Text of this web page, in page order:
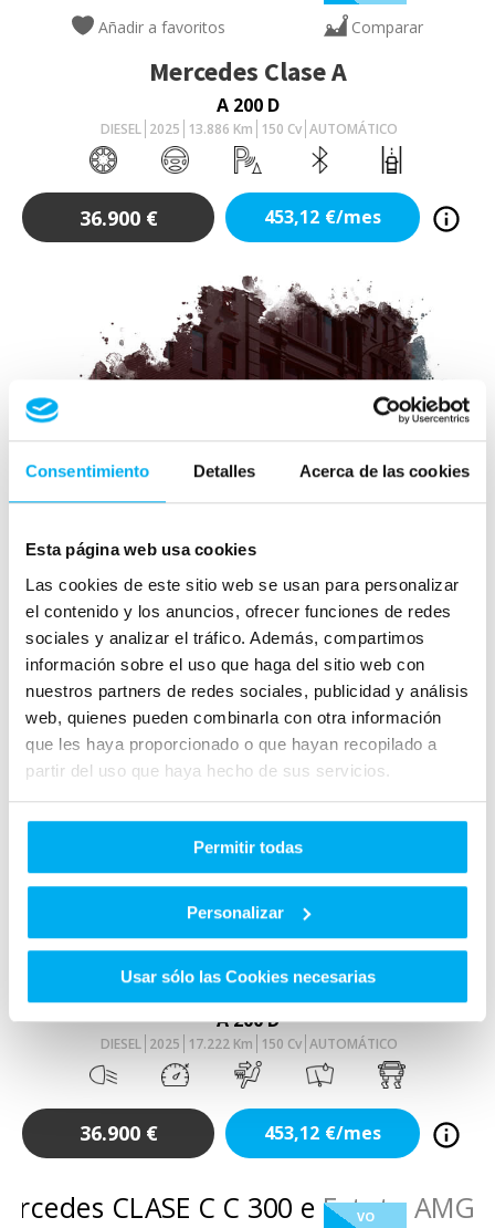
Consentimiento Detalles Acerca de las cookies
Esta página web usa cookies
Las cookies de este sitio web se usan para personalizar
el contenido y los anuncios, ofrecer funciones de redes
sociales y analizar el tráfico. Además, compartimos
información sobre el uso que haga del sitio web con
nuestros partners de redes sociales, publicidad y análisis
web, quienes pueden combinarla con otra información
que les haya proporcionado o que hayan recopilado a
partir del uso que haya hecho de sus servicios.
Permitir todas
Personalizar
Usar sólo las Cookies necesarias
Añadir a favoritos Comparar
Mercedes Clase A
A 200 D
DIESEL 2025 13.886 Km 150 Cv AUTOMÁTICO
36.900 € 453,12 €/mes
Añadir a favoritos Comparar
MercedesClase A
A 200 D
DIESEL 2025 17.222 Km 150 Cv AUTOMÁTICO
36.900 € 453,12 €/mes
VO